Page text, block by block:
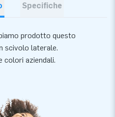
Specifiche
prodotto questo
scivolo laterale.
colori aziendali.